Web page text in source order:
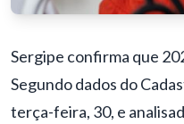
Sergipe confirma que
Segundo dados do
terça-feira, 30, e